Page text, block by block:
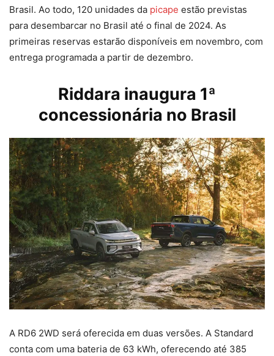
Brasil. Ao todo, 120 unidades da picape estão previstas
para desembarcar no Brasil até o final de 2024. As
primeiras reservas estarão disponíveis em novembro, com
entrega programada a partir de dezembro.
Riddara inaugura 1ª
concessionária no Brasil
A RD6 2WD será oferecida em duas versões. A Standard
conta com uma bateria de 63 kWh, oferecendo até 385